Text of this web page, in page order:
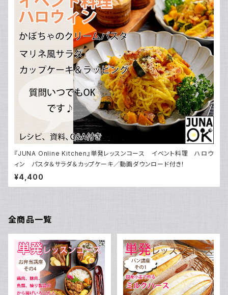
『JUNA Online Kitchen』単発レッスンコース イベント料理 ハロウ
ィン パスタ＆サラダ＆カップケーキ／動画ダウンロード付き！
¥4,400
全商品一覧